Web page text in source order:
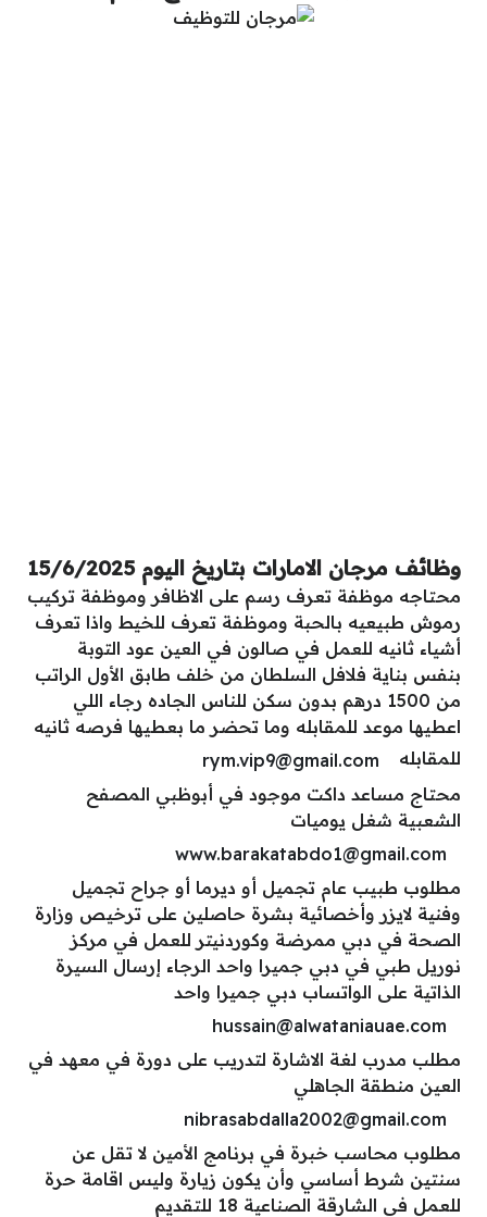
وظائف مرجان الامارات بتاريخ اليوم 15/6/2025
محتاجه موظفة تعرف رسم على الاظافر وموظفة تركيب
رموش طبيعيه بالحبة وموظفة تعرف للخيط واذا تعرف
أشياء ثانيه للعمل في صالون في العين عود التوبة
بنفس بناية فلافل السلطان من خلف طابق الأول الراتب
من 1500 درهم بدون سكن للناس الجاده رجاء اللي
اعطيها موعد للمقابله وما تحضر ما بعطيها فرصه ثانيه
للمقابله
rym.vip9@gmail.com
محتاج مساعد داكت موجود في أبوظبي المصفح
الشعبية شغل يوميات
www.barakatabdo1@gmail.com
مطلوب طبيب عام تجميل أو ديرما أو جراح تجميل
وفنية لايزر وأخصائية بشرة حاصلين على ترخيص وزارة
الصحة في دبي ممرضة وكوردنيتر للعمل في مركز
نوريل طبي في دبي جميرا واحد الرجاء إرسال السيرة
الذاتية على الواتساب دبي جميرا واحد
hussain@alwataniauae.com
مطلب مدرب لغة الاشارة لتدريب على دورة في معهد في
العين منطقة الجاهلي
nibrasabdalla2002@gmail.com
مطلوب محاسب خبرة في برنامج الأمين لا تقل عن
سنتين شرط أساسي وأن يكون زيارة وليس اقامة حرة
للعمل في الشارقة الصناعية 18 للتقديم